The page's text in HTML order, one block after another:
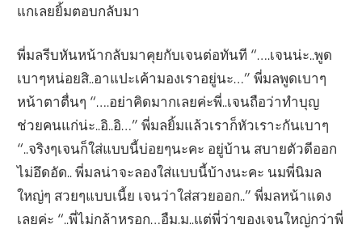
แกเลยยิ้มตอบกลับมา
พี่มลรีบหันหน้ากลับมาคุยกับเจนต่อทันที “….เจนน่ะ..พูด
เบาๆหน่อยสิ..อาแปะเค้ามองเราอยู่นะ…” พี่มลพูดเบาๆ
หน้าตาตื่นๆ “….อย่าคิดมากเลยค่ะพี่..เจนถือว่าทำบุญ
ช่วยคนแก่น่ะ..อิ..อิ…” พี่มลยิ้มแล้วเราก็หัวเราะกันเบาๆ
“..จริงๆเจนก็ใส่แบบนี้บ่อยๆนะคะ อยู่บ้าน สบายตัวดีออก
ไม่อึดอัด.. พี่มลน่าจะลองใส่แบบนี้บ้างนะคะ นมพี่นิมล
ใหญ่ๆ สวยๆแบบเนี้ย เจนว่าใส่สวยออก..” พี่มลหน้าแดง
เลยค่ะ “..พี่ไม่กล้าหรอก…อืม.ม..แต่พี่ว่าของเจนใหญ่กว่าพี่